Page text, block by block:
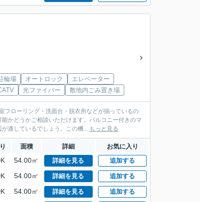
輪場 オートロック
エレベーター
光ファイバー 敷地内ごみ置き場
フローリング・洗面台・脱衣所などが揃っているの
かどうかご相談いただけます。バルコニー付きのマ
適しているでしょう。この機... もっと見る
面積 詳細 お気に入り
54.00㎡ 詳細を見る 追加する
54.00㎡ 詳細を見る 追加する
54.00㎡ 詳細を見る 追加する